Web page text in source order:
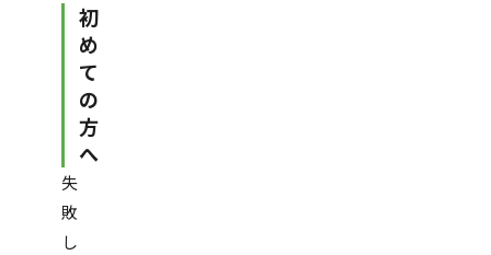
初
め
て
の
方
へ
失
敗
し